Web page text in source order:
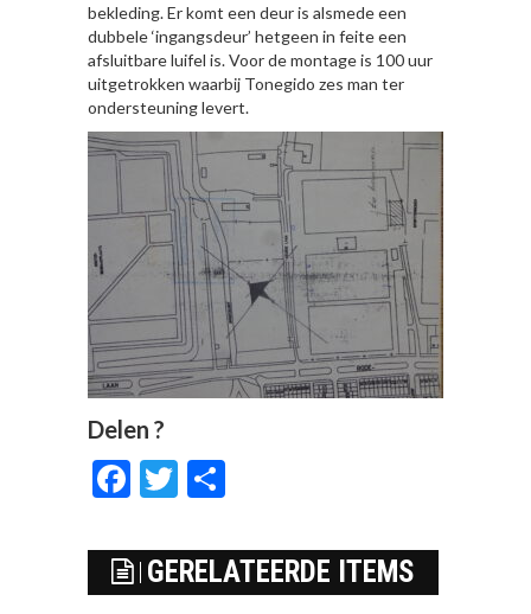
bekleding. Er komt een deur is alsmede een
dubbele ‘ingangsdeur’ hetgeen in feite een
afsluitbare luifel is. Voor de montage is 100 uur
uitgetrokken waarbij Tonegido zes man ter
ondersteuning levert.
Delen ?
Facebook
Twitter
GERELATEERDE ITEMS